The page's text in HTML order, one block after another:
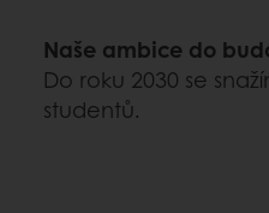
Naše ambice do
Do roku 2030 se
studentů.